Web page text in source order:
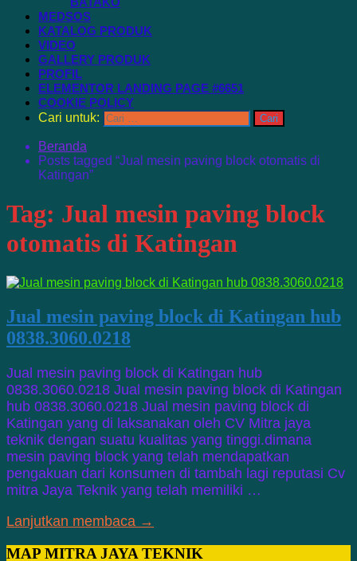
MEDSOS
KATALOG PRODUK
VIDEO
GALLERY PRODUK
PROFIL
ELEMENTOR LANDING PAGE #6651
COOKIE POLICY
Cari untuk:
Beranda
Posts tagged “Jual mesin paving block otomatis di
Katingan”
Tag: Jual mesin paving block
otomatis di Katingan
Jual mesin paving block di Katingan hub
0838.3060.0218
Jual mesin paving block di Katingan hub
0838.3060.0218 Jual mesin paving block di Katingan
hub 0838.3060.0218 Jual mesin paving block di
Katingan yang di laksanakan oleh CV Mitra jaya
teknik dengan suatu kualitas yang tinggi.dimana
mesin paving block yang telah mendapatkan
pengakuan dari konsumen di tambah lagi reputasi Cv
mitra Jaya Teknik yang telah memiliki …
Lanjutkan membaca →
MAP MITRA JAYA TEKNIK